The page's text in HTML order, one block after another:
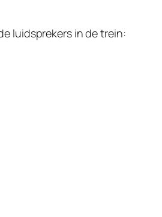
luidsprekers in de trein: